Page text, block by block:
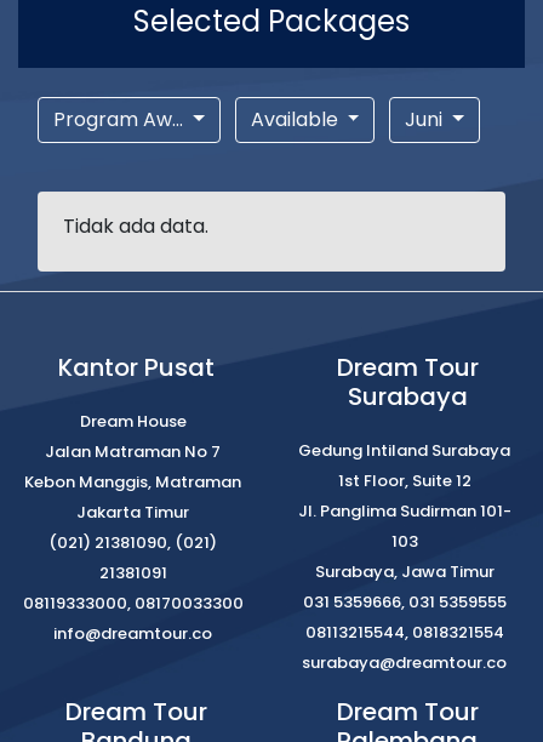
Selected Packages
Program Aw... Available Juni
Tidak ada data.
Kantor Pusat
Dream House
Jalan Matraman No 7
Kebon Manggis, Matraman
Jakarta Timur
(021) 21381090, (021)
21381091
08119333000, 08170033300
info@dreamtour.co
Dream Tour
Surabaya
Gedung Intiland Surabaya
1st Floor, Suite 12
Jl. Panglima Sudirman 101-
103
Surabaya, Jawa Timur
031 5359666, 031 5359555
08113215544, 0818321554
surabaya@dreamtour.co
Dream Tour
Dream Tour